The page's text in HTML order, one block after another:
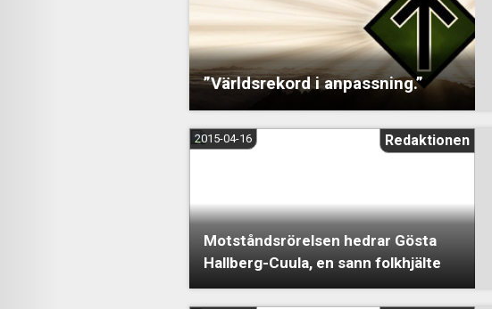
”Världsrekord i anpassning.”
Motståndsrörelsen hedrar Gösta
Hallberg-Cuula, en sann folkhjälte
2015-04-16
Redaktionen